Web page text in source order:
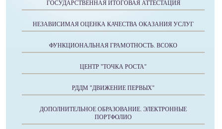
ГОСУДАРСТВЕННАЯ ИТОГОВАЯ АТТЕСТАЦИЯ
НЕЗАВИСИМАЯ ОЦЕНКА КАЧЕСТВА ОКАЗАНИЯ УСЛУГ
ФУНКЦИОНАЛЬНАЯ ГРАМОТНОСТЬ. ВСОКО
ЦЕНТР "ТОЧКА РОСТА"
РДДМ "ДВИЖЕНИЕ ПЕРВЫХ"
ДОПОЛНИТЕЛЬНОЕ ОБРАЗОВАНИЕ. ЭЛЕКТРОННЫЕ
ПОРТФОЛИО